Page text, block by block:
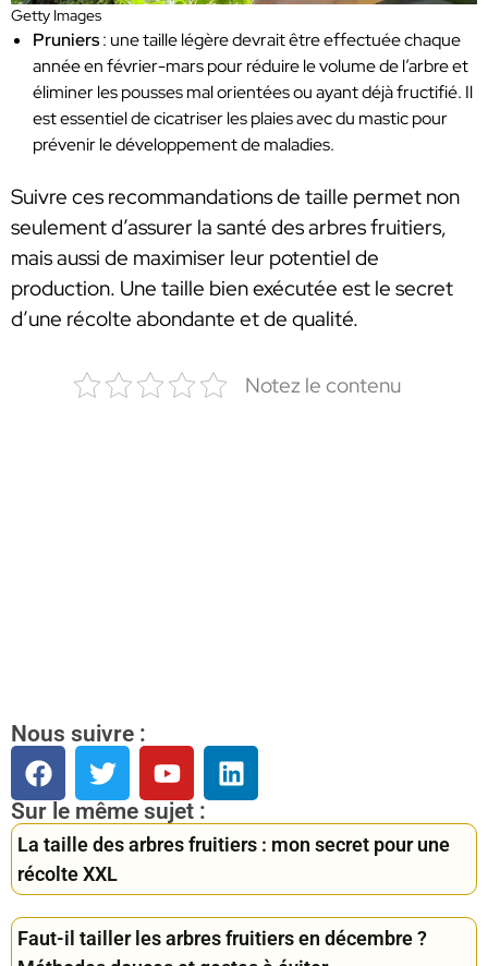
Getty Images
Pruniers: une taille légère devrait être effectuée chaque
année en février-mars pour réduire le volume de l’arbre et
éliminer les pousses mal orientées ou ayant déjà fructifié. Il
est essentiel de cicatriser les plaies avec du mastic pour
prévenir le développement de maladies.
Suivre ces recommandations de taille permet non
seulement d’assurer la santé des arbres fruitiers,
mais aussi de maximiser leur potentiel de
production. Une taille bien exécutée est le secret
d’une récolte abondante et de qualité.
Notez le contenu
Nous suivre :
Sur le même sujet :
La taille des arbres fruitiers : mon secret pour une
récolte XXL
Faut-il tailler les arbres fruitiers en décembre ?